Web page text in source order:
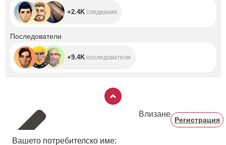
+2.4K следвания
Последователи
+9.4K последователи
Влизане
Регистрация
Вашето потребителско име: